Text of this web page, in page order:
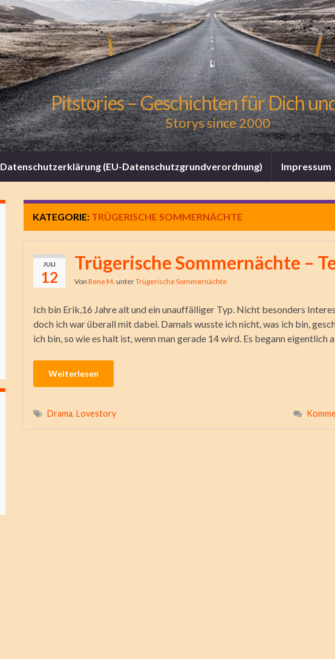
Pitstories – Geschichten für Dich
Storys since 2000
Datenschutzerklärung (EU-Datenschutzgrundverordnung) Impressum
KATEGORIE: TRÜGERISCHE SOMMERNÄCHTE
JULI
12
Trügerische Sommernächte –
Von Rene M. unterTrügerische Sommernächte
Ich bin Erik,16 Jahre alt und ein unauffälliger Typ. Nicht besonders
doch ich war überall mit dabei. Damals wusste ich nicht, was ich bin,
ich bin, so wie es halt ist, wenn man gerade 14 wird. Es begann eigentlich
Weiterlesen
Drama, Lovestory